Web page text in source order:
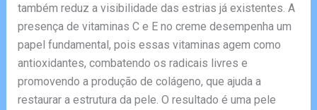
também reduz a visibilidade das estrias já existentes. A
presença de vitaminas C e E no creme desempenha um
papel fundamental, pois essas vitaminas agem como
antioxidantes, combatendo os radicais livres e
promovendo a produção de colágeno, que ajuda a
restaurar a estrutura da pele. O resultado é uma pele